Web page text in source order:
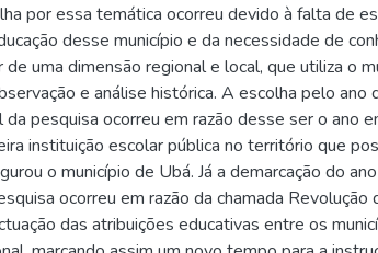
por essa temática ocorreu devido à falta de
desse município e da necessidade de
de uma dimensão regional e local, que utiliza o
e análise histórica. A escolha pelo
da pesquisa ocorreu em razão desse ser o ano
instituição escolar pública no território que
o município de Ubá. Já a demarcação do
ocorreu em razão da chamada
das atribuições educativas entre os